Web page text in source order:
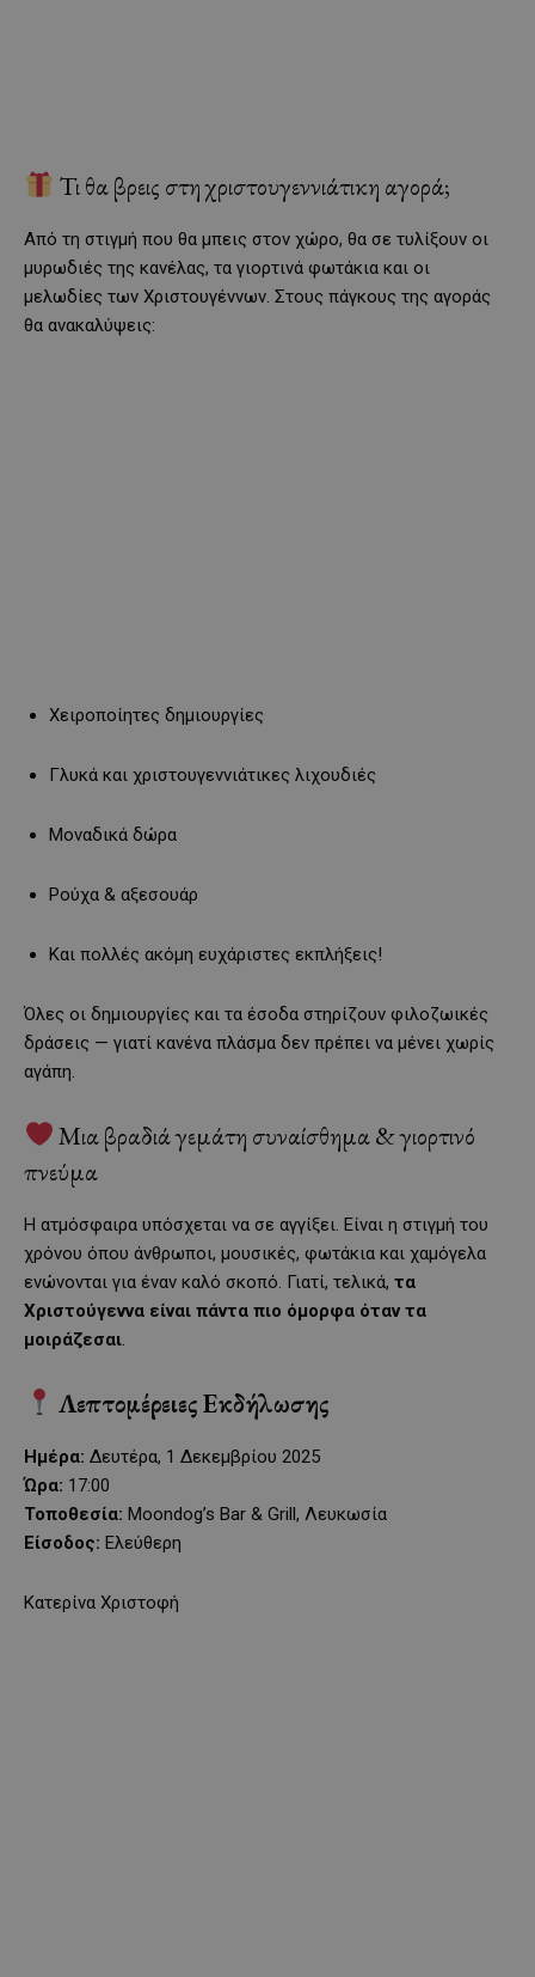
Τι θα βρεις στη χριστουγεννιάτικη αγορά;
Από τη στιγμή που θα μπεις στον χώρο, θα σε τυλίξουν οι
μυρωδιές της κανέλας, τα γιορτινά φωτάκια και οι
μελωδίες των Χριστουγέννων. Στους πάγκους της αγοράς
θα ανακαλύψεις:
Χειροποίητες δημιουργίες
Γλυκά και χριστουγεννιάτικες λιχουδιές
Μοναδικά δώρα
Ρούχα & αξεσουάρ
Και πολλές ακόμη ευχάριστες εκπλήξεις!
Όλες οι δημιουργίες και τα έσοδα στηρίζουν φιλοζωικές
δράσεις — γιατί κανένα πλάσμα δεν πρέπει να μένει χωρίς
αγάπη.
Μια βραδιά γεμάτη συναίσθημα & γιορτινό
πνεύμα
Η ατμόσφαιρα υπόσχεται να σε αγγίξει. Είναι η στιγμή του
χρόνου όπου άνθρωποι, μουσικές, φωτάκια και χαμόγελα
ενώνονται για έναν καλό σκοπό. Γιατί, τελικά, τα
Χριστούγεννα είναι πάντα πιο όμορφα όταν τα
μοιράζεσαι.
Λεπτομέρειες Εκδήλωσης
Ημέρα: Δευτέρα, 1 Δεκεμβρίου 2025
Ώρα: 17:00
Τοποθεσία: Moondog’s Bar & Grill, Λευκωσία
Είσοδος: Ελεύθερη
Κατερίνα Χριστοφή